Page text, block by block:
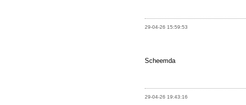
29-04-26 15:59:53
Scheemda
29-04-26 19:43:16